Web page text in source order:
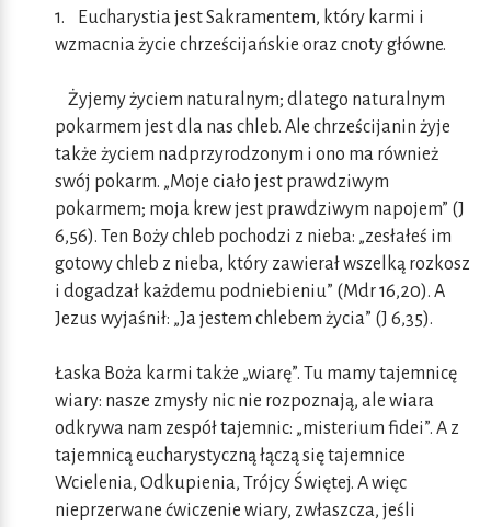
1. Eucharystia jest Sakramentem, który karmi i
wzmacnia życie chrześcijańskie oraz cnoty główne.
Żyjemy życiem naturalnym; dlatego naturalnym
pokarmem jest dla nas chleb. Ale chrześcijanin żyje
także życiem nadprzyrodzonym i ono ma również
swój pokarm. „Moje ciało jest prawdziwym
pokarmem; moja krew jest prawdziwym napojem” (J
6,56). Ten Boży chleb pochodzi z nieba: „zesłałeś im
gotowy chleb z nieba, który zawierał wszelką rozkosz
i dogadzał każdemu podniebieniu” (Mdr 16,20). A
Jezus wyjaśnił: „Ja jestem chlebem życia” (J 6,35).
Łaska Boża karmi także „wiarę”. Tu mamy tajemnicę
wiary: nasze zmysły nic nie rozpoznają, ale wiara
odkrywa nam zespół tajemnic: „misterium fidei”. A z
tajemnicą eucharystyczną łączą się tajemnice
Wcielenia, Odkupienia, Trójcy Świętej. A więc
nieprzerwane ćwiczenie wiary, zwłaszcza, jeśli